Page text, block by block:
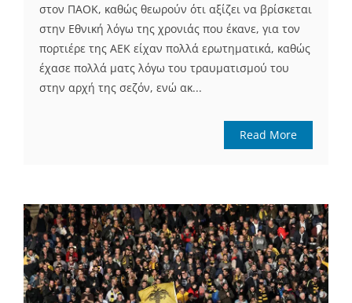
στον ΠΑΟΚ, καθώς θεωρούν ότι αξίζει να βρίσκεται
στην Εθνική λόγω της χρονιάς που έκανε, για τον
πορτιέρε της ΑΕΚ είχαν πολλά ερωτηματικά, καθώς
έχασε πολλά ματς λόγω του τραυματισμού του
στην αρχή της σεζόν, ενώ ακ...
Read More